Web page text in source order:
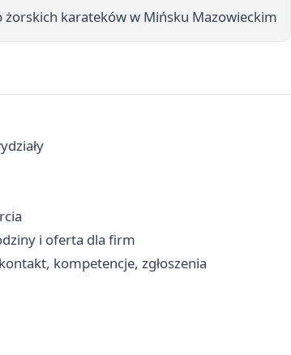
karateków w Mińsku Mazowieckim
i oferta dla firm
kompetencje, zgłoszenia